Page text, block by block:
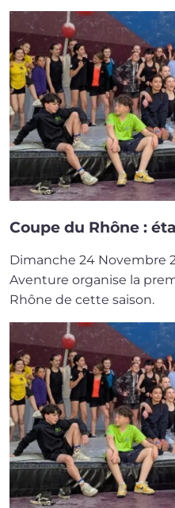
Coupe du Rhône :
Dimanche 24 Novembre
Aventure orga­nise la
Rhône de cette saison.